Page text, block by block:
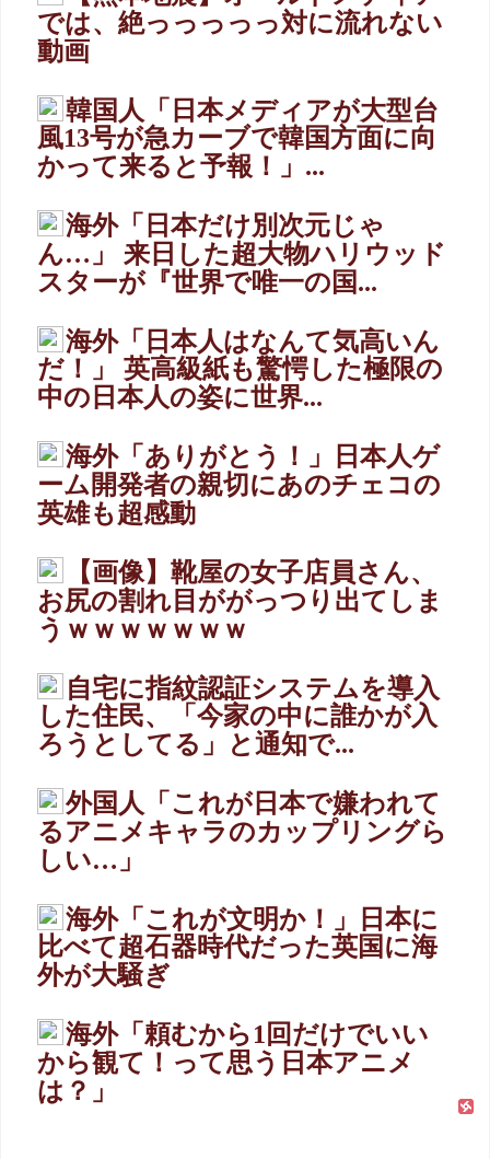
では、絶っっっっっ対に流れない
動画
韓国人「日本メディアが大型台
風13号が急カーブで韓国方面に向
かって来ると予報！」...
海外「日本だけ別次元じゃ
ん…」 来日した超大物ハリウッド
スターが『世界で唯一の国...
海外「日本人はなんて気高いん
だ！」 英高級紙も驚愕した極限の
中の日本人の姿に世界...
海外「ありがとう！」日本人ゲ
ーム開発者の親切にあのチェコの
英雄も超感動
【画像】靴屋の女子店員さん、
お尻の割れ目ががっつり出てしま
うｗｗｗｗｗｗｗ
自宅に指紋認証システムを導入
した住民、「今家の中に誰かが入
ろうとしてる」と通知で...
外国人「これが日本で嫌われて
るアニメキャラのカップリングら
しい…」
海外「これが文明か！」日本に
比べて超石器時代だった英国に海
外が大騒ぎ
海外「頼むから1回だけでいい
から観て！って思う日本アニメ
は？」